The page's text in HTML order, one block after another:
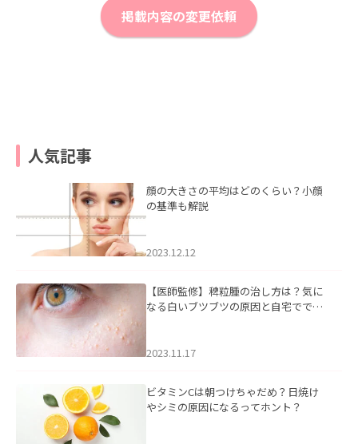
掲載内容の変更依頼
人気記事
顔の大きさの平均はどのくらい？小顔
の基準も解説
2023.12.12
【医師監修】稗粒腫の治し方は？気に
なる白いブツブツの原因と自宅ででき
2023.11.17
ビタミンCは朝つけちゃだめ？日焼け
やシミの原因になるってホント？